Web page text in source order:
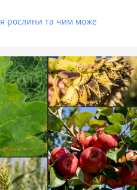
рослини та чим може